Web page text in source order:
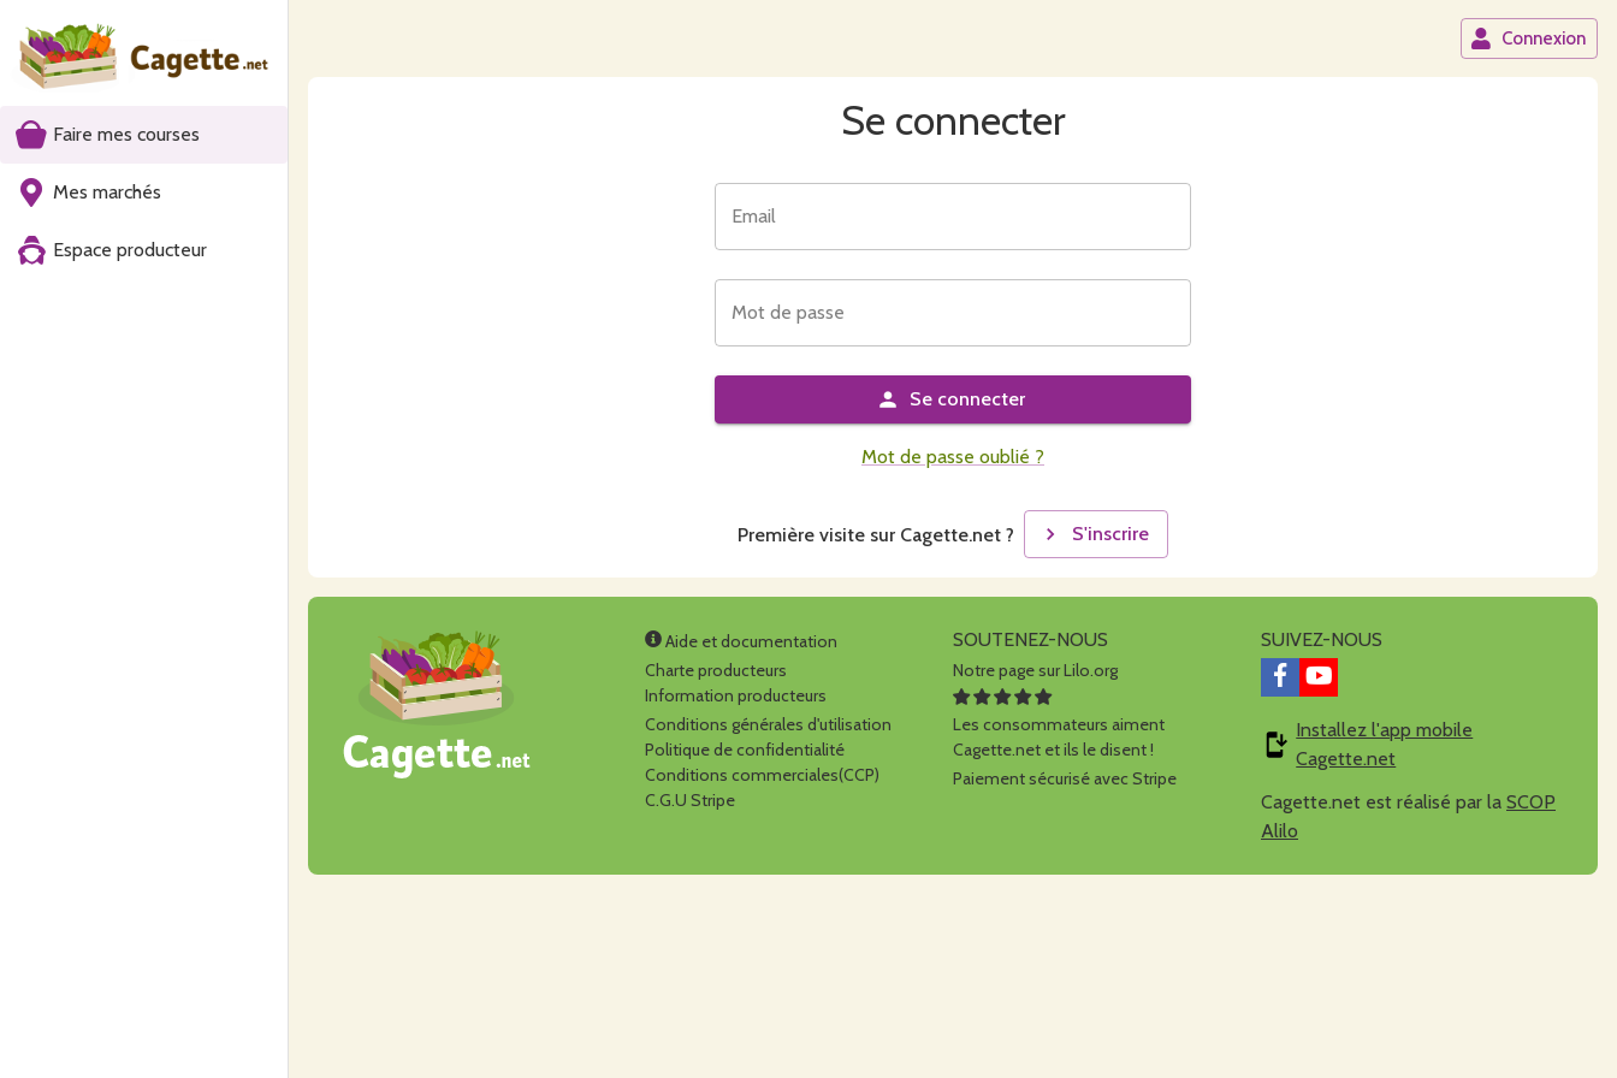
Faire mes courses
Mes marchés
Espace producteur
Connexion
Se connecter
Email
Mot de passe
Se connecter
Mot de passe oublié ?
Première visite sur Cagette.net ? S'inscrire
Aide et documentation
Charte producteurs
Information producteurs
Conditions générales d'utilisation
Politique de confidentialité
Conditions commerciales(CCP)
C.G.U Stripe
SOUTENEZ-NOUS
Notre page sur Lilo.org
Les consommateurs aiment
Cagette.net et ils le disent !
Paiement sécurisé avec Stripe
SUIVEZ-NOUS
Installez l'app mobile
Cagette.net
Cagette.net est réalisé par la SCOP
Alilo